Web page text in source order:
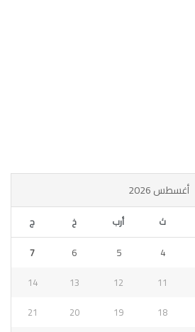
أغسطس 2026
ث أرب خ ج
4
5
6
7
11
12
13
14
18
19
20
21